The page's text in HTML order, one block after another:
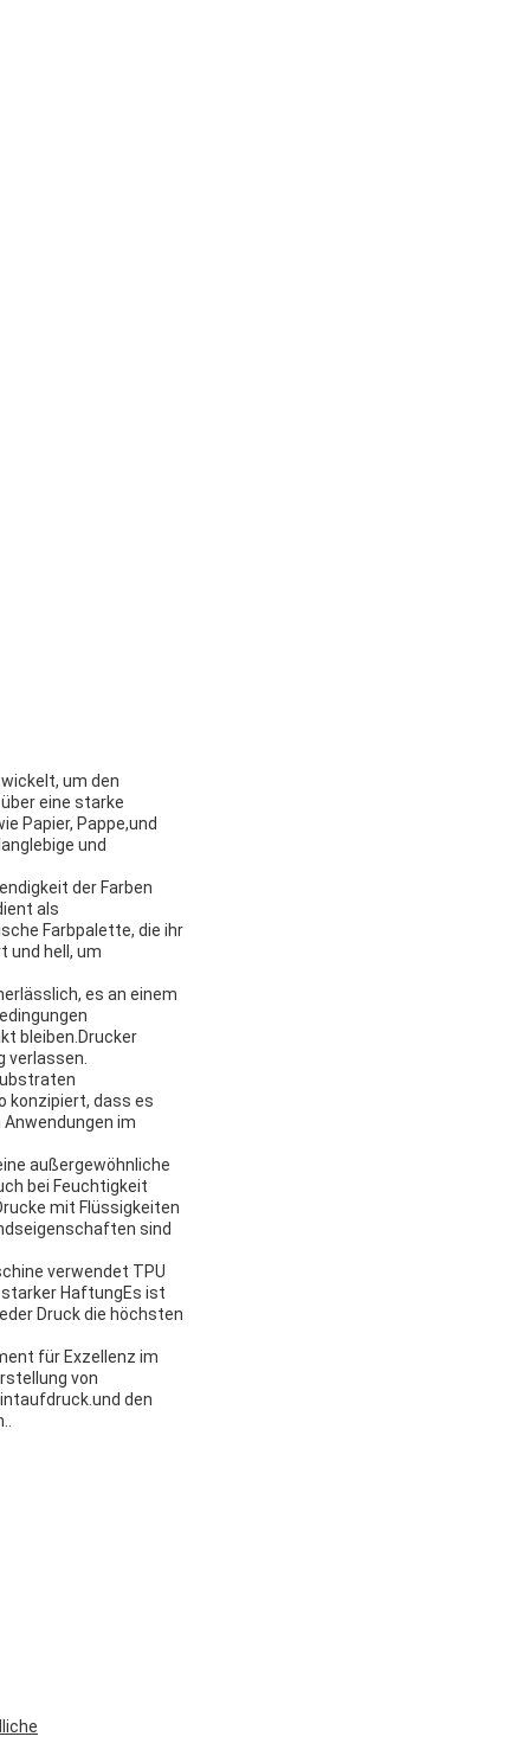
um den
eine starke
Papier, Pappe,und
und
der Farben
als
Farbpalette, die ihr
und hell, um
es an einem
bleiben.Drucker
verlassen.
konzipiert, dass es
im
außergewöhnliche
bei Feuchtigkeit
mit Flüssigkeiten
sind
verwendet TPU
HaftungEs ist
Druck die höchsten
für Exzellenz im
von
den